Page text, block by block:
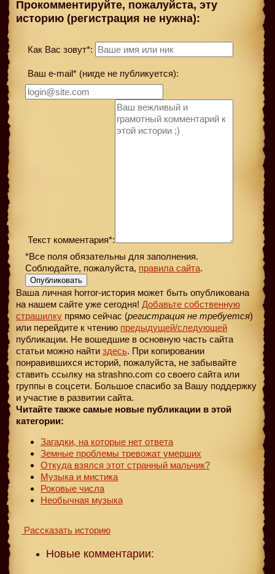
Прокомментируйте, пожалуйста, эту
историю (регистрация не нужна):
Как Вас зовут*:
Ваш e-mail* (нигде не публикуется):
Текст комментария*:
*Все поля обязательны для заполнения.
Соблюдайте, пожалуйста, правила сайта.
Опубликовать
Ваша личная horror-история может быть опубликована
на нашем сайте уже сегодня! Добавьте собственную
страшилку прямо сейчас (регистрация не требуется)
или перейдите к чтению предыдущей/следующей
публикации. Не вошедшие в основную часть сайта
статьи можно найти здесь. При копировании
понравившихся историй, пожалуйста, не забывайте
ставить ссылку на strashno.com со своего сайта или
группы в соцсети. Большое спасибо за Вашу поддержку
и участие в развитии сайта.
Читайте также самые новые публикации в этой
категории:
Загадки, на которые нет ответа
Земные проблемы тревожат умерших
Откуда взялся этот странный мальчик?
Музыка и мистика
Роковые числа
Необычная музыка
Рассказать историю
Новые комментарии: